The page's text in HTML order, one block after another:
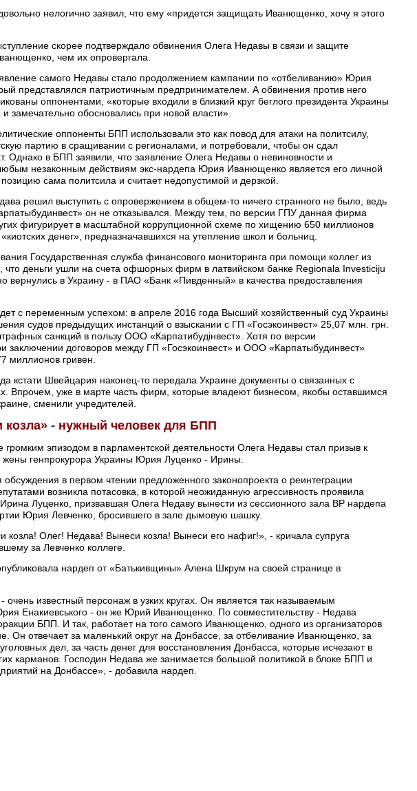
нелогично заявил, что ему «придется защищать Иванющенко, хочу я этого
скорее подтверждало обвинения Олега Недавы в связи и защите
чем их опровергала.
самого Недавы стало продолжением кампании по «отбеливанию» Юрия
представлялся патриотичным предпринимателем. А обвинения против него
оппонентами, «которые входили в близкий круг беглого президента Украины
замечательно обосновались при новой власти».
оппоненты БПП использовали это как повод для атаки на политсилу,
партию в сращивании с регионалами, и потребовали, чтобы он сдал
Однако в БПП заявили, что заявление Олега Недавы о невиновности и
незаконным действиям экс-нардепа Юрия Иванющенко является его личной
сама политсила и считает недопустимой и дерзкой.
решил выступить с опровержением в общем-то ничего странного не было, ведь
он не отказывался. Между тем, по версии ГПУ данная фирма
фигурирует в масштабной коррупционной схеме по хищению 650 миллионов
денег», предназначавшихся на утепление школ и больниц.
Государственная служба финансового мониторинга при помощи коллег из
что деньги ушли на счета офшорных фирм в латвийском банке Regionala Investiciju
вернулись в Украину - в ПАО «Банк «Пивденный» в качества предоставления
с переменным успехом: в апреле 2016 года Высший хозяйственный суд Украины
судов предыдущих инстанций о взыскании с ГП «Госэкоинвест» 25,07 млн. грн.
санкций в пользу ООО «Карпатибудінвест». Хотя по версии
заключении договоров между ГП «Госэкоинвест» и ООО «Карпатыбудинвест»
миллионов гривен.
кстати Швейцария наконец-то передала Украине документы о связанных с
Впрочем, уже в марте часть фирм, которые владеют бизнесом, якобы оставшимся
сменили учредителей.
козла» - нужный человек для БПП
эпизодом в парламентской деятельности Олега Недавы стал призыв к
жены генпрокурора Украины Юрия Луценко - Ирины.
обсуждения в первом чтении предложенного законопроекта о реинтеграции
возникла потасовка, в которой неожиданную агрессивность проявила
Луценко, призвавшая Олега Недаву вынести из сессионного зала ВР нардепа
Юрия Левченко, бросившего в зале дымовую шашку.
козла! Олег! Недава! Вынеси козла! Вынеси его нафиг!», - кричала супруга
за Левченко коллеге.
нардеп от «Батькивщины» Алена Шкрум на своей странице в
очень известный персонаж в узких кругах. Он является так называемым
Енакиевського - он же Юрий Иванющенко. По совместительству - Недава
БПП. И так, работает на того самого Иванющенко, одного из организаторов
Он отвечает за маленький округ на Донбассе, за отбеливание Иванющенко, за
дел, за часть денег для восстановления Донбасса, которые исчезают в
карманов. Господин Недава же занимается большой политикой в блоке БПП и
на Донбассе», - добавила нардеп.